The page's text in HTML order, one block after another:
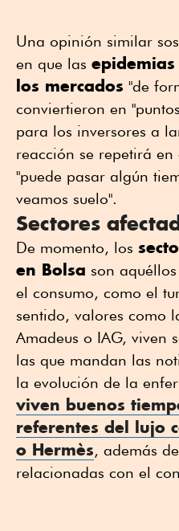
Una opinión similar
en que las
los mercados "de
conviertieron en
para los inversores a
reacción se repetirá
"puede pasar algún
veamos suelo".
Sectores
De momento, los
en Bolsa son
el consumo, como el
sentido, valores como
Amadeus o IAG, viven
las que mandan las
la evolución de la
viven buenos
referentes del lujo
o Hermès, además
relacionadas con el